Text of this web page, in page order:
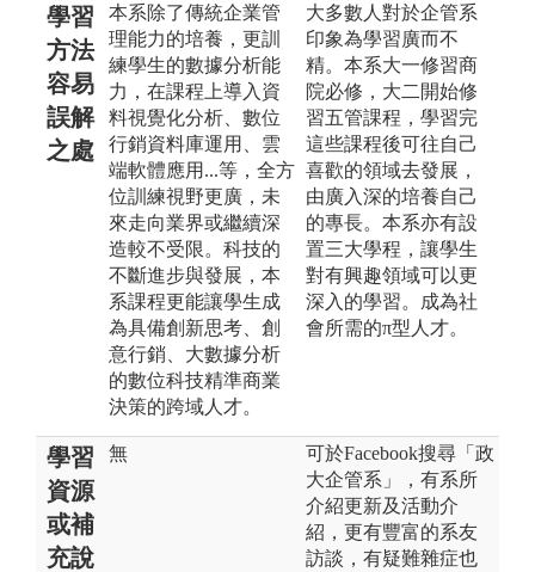
學習
方法
容易
誤解
之處
本系除了傳統企業管
理能力的培養，更訓
練學生的數據分析能
力，在課程上導入資
料視覺化分析、數位
行銷資料庫運用、雲
端軟體應用...等，全方
位訓練視野更廣，未
來走向業界或繼續深
造較不受限。科技的
不斷進步與發展，本
系課程更能讓學生成
為具備創新思考、創
意行銷、大數據分析
的數位科技精準商業
決策的跨域人才。
大多數人對於企管系
印象為學習廣而不
精。本系大一修習商
院必修，大二開始修
習五管課程，學習完
這些課程後可往自己
喜歡的領域去發展，
由廣入深的培養自己
的專長。本系亦有設
置三大學程，讓學生
對有興趣領域可以更
深入的學習。成為社
會所需的π型人才。
學習
資源
或補
充說
無
可於Facebook搜尋「政
大企管系」，有系所
介紹更新及活動介
紹，更有豐富的系友
訪談，有疑難雜症也